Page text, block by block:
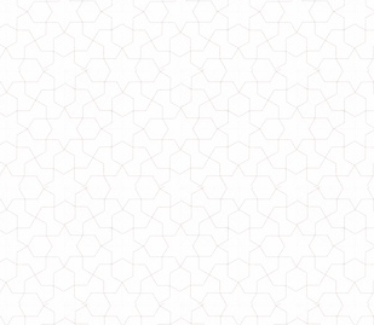
вільна футболка з рукавом